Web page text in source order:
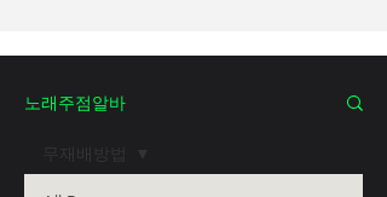
노래주점알바